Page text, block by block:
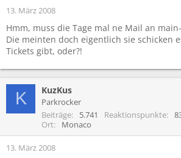
13. März 2008
Hmm, muss die Tage mal ne Mail an
Die meinten doch eigentlich sie schicken
Tickets gibt, oder?!
K KuzKus
Parkrocker
Beiträge
5.741 Reaktionspunkte
Ort
Monaco
13. März 2008